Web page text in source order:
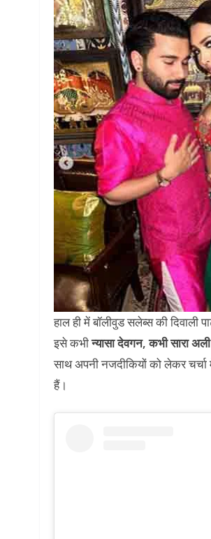
हाल ही में बॉलीवुड सलेब्स की दिवाली
इसे कभीन्यासा देवगन, कभी सारा
साथ अपनी नजदीकियों को लेकर
हैं।